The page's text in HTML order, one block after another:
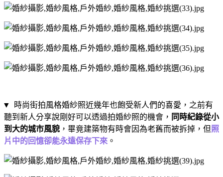
▼ 時尚街拍風格婚紗照近幾年也飽受新人們的喜愛，之前有
聽到新人分享說剛好可以透過拍婚紗照的機會， 同時紀錄從小
到大的城市風貌 ，畢竟建築物有時會因為老舊而被拆掉，但照
片中的回憶卻能永遠保存下來 。